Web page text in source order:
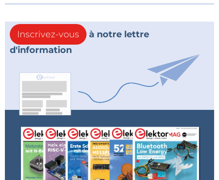
Inscrivez-vous
à notre lettre
d'information